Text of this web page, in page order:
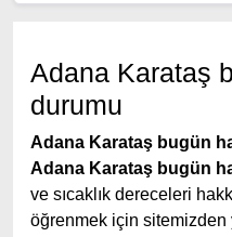
Adana Karataş
durumu
Adana Karataş bugün
Adana Karataş bugün
ve sıcaklık dereceleri
öğrenmek için